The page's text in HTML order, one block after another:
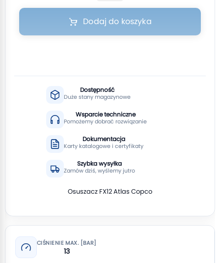
Dodaj do koszyka
Dostępność
Duże stany magazynowe
Wsparcie techniczne
Pomożemy dobrać rozwiązanie
Dokumentacja
Karty katalogowe i certyfikaty
Szybka wysyłka
Zamów dziś, wyślemy jutro
Osuszacz FX12 Atlas Copco
CIŚNIENIE MAX. [BAR]
13